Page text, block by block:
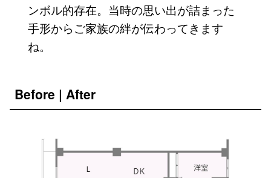
ンボル的存在。当時の思い出が詰まった
手形からご家族の絆が伝わってきます
ね。
Before | After